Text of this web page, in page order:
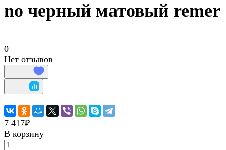
no черный матовый remer
0
Нет отзывов
7 417₽
В корзину